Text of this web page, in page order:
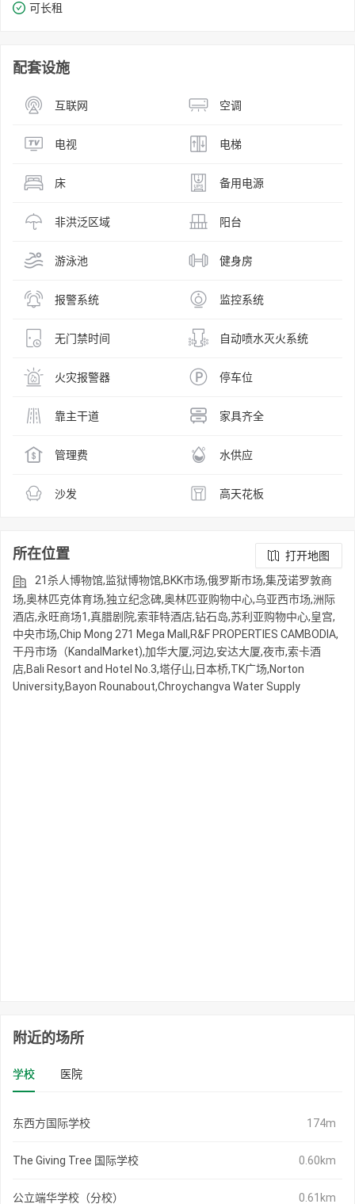
可长租
配套设施
互联网 空调
电视 电梯
床 备用电源
非洪泛区域 阳台
游泳池 健身房
报警系统 监控系统
无门禁时间 自动喷水灭火系统
火灾报警器 停车位
靠主干道 家具齐全
管理费 水供应
沙发 高天花板
所在位置
打开地图
21杀人博物馆,监狱博物馆,BKK市场,俄罗斯市场,集茂诺罗敦商
场,奥林匹克体育场,独立纪念碑,奥林匹亚购物中心,乌亚西市场,洲际
酒店,永旺商场1,真腊剧院,索菲特酒店,钻石岛,苏利亚购物中心,皇宫,
中央市场,Chip Mong 271 Mega Mall,R&F PROPERTIES CAMBODIA,
干丹市场（KandalMarket),加华大厦,河边,安达大厦,夜市,索卡酒
店,Bali Resort and Hotel No.3,塔仔山,日本桥,TK广场,Norton
University,Bayon Rounabout,Chroychangva Water Supply
附近的场所
学校 医院
东西方国际学校 174m
The Giving Tree 国际学校 0.60km
公立端华学校（分校） 0.61km